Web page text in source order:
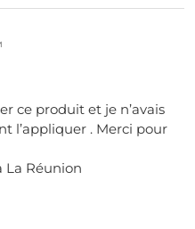
ce produit et je n’avais
l’appliquer . Merci pour
La Réunion